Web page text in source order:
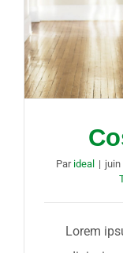
Par ideal | juin
Lorem